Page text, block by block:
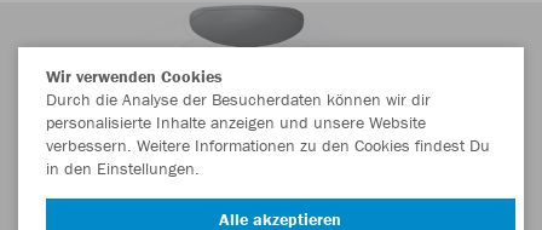
Wir verwenden Cookies
Durch die Analyse der Besucherdaten können wir dir
personalisierte Inhalte anzeigen und unsere Website
verbessern. Weitere Informationen zu den Cookies findest Du
in den Einstellungen.
Alle akzeptieren